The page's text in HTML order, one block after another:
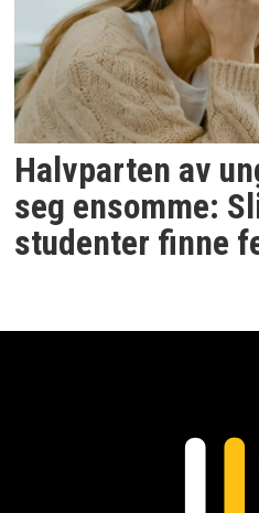
Halvparten av
seg ensomme:
studenter finne